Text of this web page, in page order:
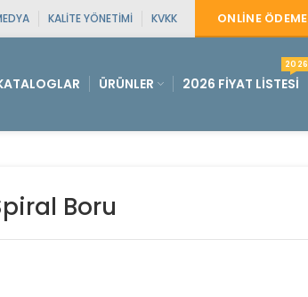
KALITE YÖNETIMI KVKK ONLINE ÖDEME
ÜRÜNLER 2026 FIYAT LISTESI
2026
Boru